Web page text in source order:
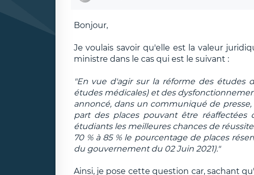
Bonjour,
Je voulais savoir qu'elle est la valeur
ministre dans le cas qui est le suivant :
"En vue d'agir sur la réforme des études
études médicales) et des
annoncé, dans un communiqué de
part des places pouvant être
étudiants les meilleures chances de
70 % à 85 % le pourcentage de places
du gouvernement du 02 Juin 2021)."
Ainsi, je pose cette question car, sachant